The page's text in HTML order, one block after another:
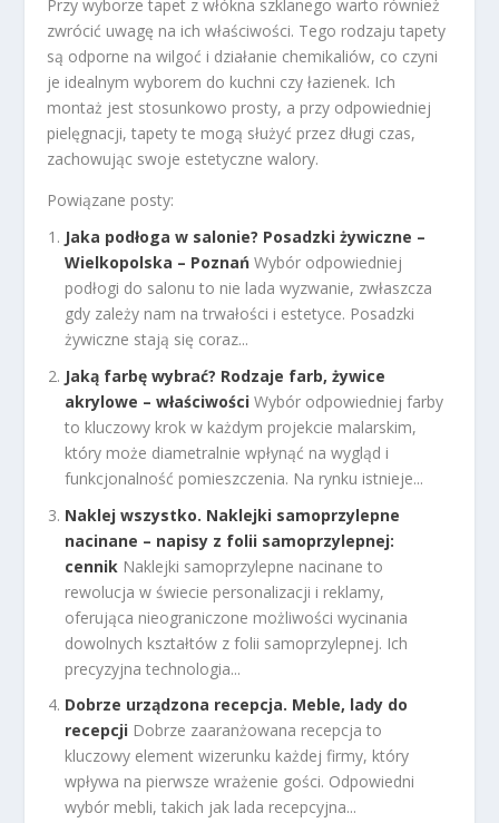
Przy wyborze tapet z włókna szklanego warto również
zwrócić uwagę na ich właściwości. Tego rodzaju tapety
są odporne na wilgoć i działanie chemikaliów, co czyni
je idealnym wyborem do kuchni czy łazienek. Ich
montaż jest stosunkowo prosty, a przy odpowiedniej
pielęgnacji, tapety te mogą służyć przez długi czas,
zachowując swoje estetyczne walory.
Powiązane posty:
Jaka podłoga w salonie? Posadzki żywiczne –
Wielkopolska – Poznań Wybór odpowiedniej
podłogi do salonu to nie lada wyzwanie, zwłaszcza
gdy zależy nam na trwałości i estetyce. Posadzki
żywiczne stają się coraz...
Jaką farbę wybrać? Rodzaje farb, żywice
akrylowe – właściwości Wybór odpowiedniej farby
to kluczowy krok w każdym projekcie malarskim,
który może diametralnie wpłynąć na wygląd i
funkcjonalność pomieszczenia. Na rynku istnieje...
Naklej wszystko. Naklejki samoprzylepne
nacinane – napisy z folii samoprzylepnej:
cennik Naklejki samoprzylepne nacinane to
rewolucja w świecie personalizacji i reklamy,
oferująca nieograniczone możliwości wycinania
dowolnych kształtów z folii samoprzylepnej. Ich
precyzyjna technologia...
Dobrze urządzona recepcja. Meble, lady do
recepcji Dobrze zaaranżowana recepcja to
kluczowy element wizerunku każdej firmy, który
wpływa na pierwsze wrażenie gości. Odpowiedni
wybór mebli, takich jak lada recepcyjna...